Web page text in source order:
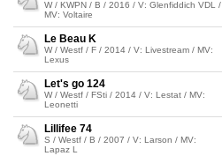
W / KWPN / B / 2016 / V: Glenfiddich VDL /
MV: Voltaire
Le Beau K
W / Westf / F / 2014 / V: Livestream / MV:
Lexus
Let's go 124
W / Westf / FSti / 2014 / V: Lestat / MV:
Leonetti
Lillifee 74
S / Westf / B / 2007 / V: Larson / MV:
Lapaz L